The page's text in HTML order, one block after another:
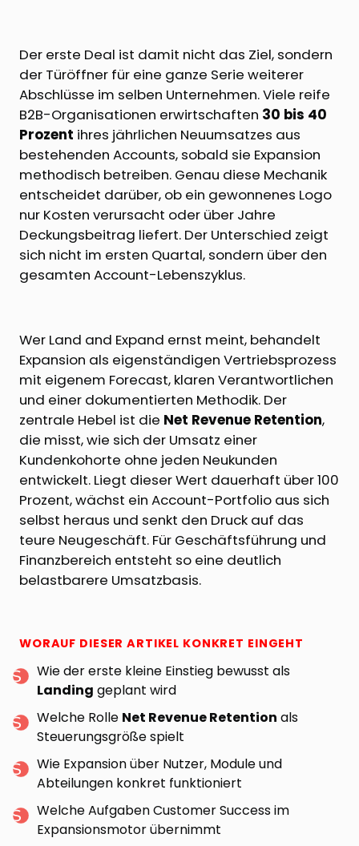
Der erste Deal ist damit nicht das Ziel, sondern
der Türöffner für eine ganze Serie weiterer
Abschlüsse im selben Unternehmen. Viele reife
B2B-Organisationen erwirtschaften 30 bis 40
Prozent ihres jährlichen Neuumsatzes aus
bestehenden Accounts, sobald sie Expansion
methodisch betreiben. Genau diese Mechanik
entscheidet darüber, ob ein gewonnenes Logo
nur Kosten verursacht oder über Jahre
Deckungsbeitrag liefert. Der Unterschied zeigt
sich nicht im ersten Quartal, sondern über den
gesamten Account-Lebenszyklus.
Wer Land and Expand ernst meint, behandelt
Expansion als eigenständigen Vertriebsprozess
mit eigenem Forecast, klaren Verantwortlichen
und einer dokumentierten Methodik. Der
zentrale Hebel ist die Net Revenue Retention,
die misst, wie sich der Umsatz einer
Kundenkohorte ohne jeden Neukunden
entwickelt. Liegt dieser Wert dauerhaft über 100
Prozent, wächst ein Account-Portfolio aus sich
selbst heraus und senkt den Druck auf das
teure Neugeschäft. Für Geschäftsführung und
Finanzbereich entsteht so eine deutlich
belastbarere Umsatzbasis.
WORAUF DIESER ARTIKEL KONKRET EINGEHT
Wie der erste kleine Einstieg bewusst als
Landing geplant wird
Welche Rolle Net Revenue Retention als
Steuerungsgröße spielt
Wie Expansion über Nutzer, Module und
Abteilungen konkret funktioniert
Welche Aufgaben Customer Success im
Expansionsmotor übernimmt